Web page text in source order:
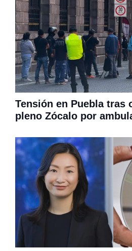
Tensión en Puebla tras
pleno Zócalo por